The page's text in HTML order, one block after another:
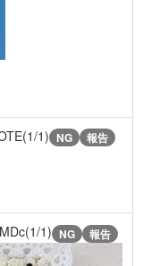
1) NG 報告
1) NG 報告